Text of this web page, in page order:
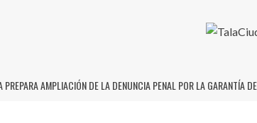
PREPARA AMPLIACIÓN DE LA DENUNCIA PENAL POR LA GARANTÍA